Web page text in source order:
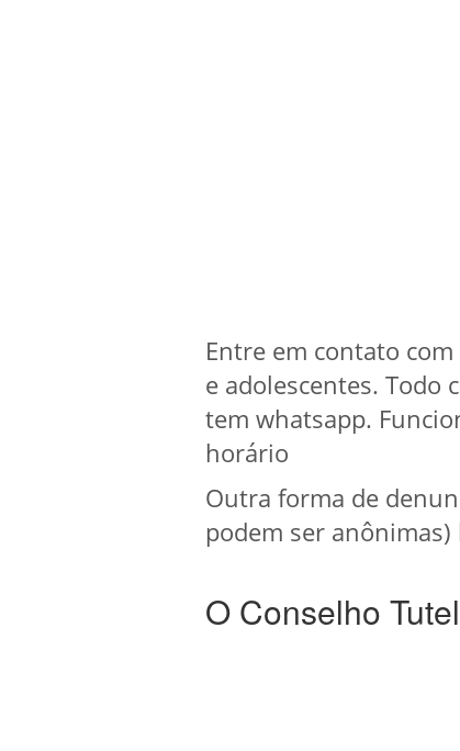
Entre em contato
e adolescentes.
tem whatsapp.
horário
Outra forma de
podem ser
O Conselho